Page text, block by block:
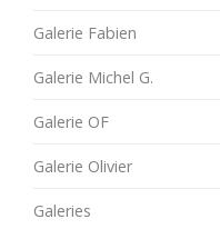
Galerie Fabien
Galerie Michel G.
Galerie OF
Galerie Olivier
Galeries